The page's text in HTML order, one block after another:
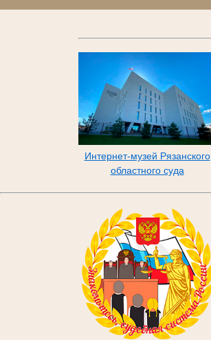
Интернет-музей Рязанского
областного суда